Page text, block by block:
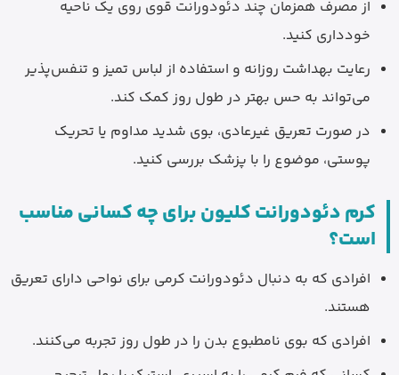
از مصرف همزمان چند دئودورانت قوی روی یک ناحیه
خودداری کنید.
رعایت بهداشت روزانه و استفاده از لباس تمیز و تنفس‌پذیر
می‌تواند به حس بهتر در طول روز کمک کند.
در صورت تعریق غیرعادی، بوی شدید مداوم یا تحریک
پوستی، موضوع را با پزشک بررسی کنید.
کرم دئودورانت کلیون برای چه کسانی مناسب
است؟
افرادی که به دنبال دئودورانت کرمی برای نواحی دارای تعریق
هستند.
افرادی که بوی نامطبوع بدن را در طول روز تجربه می‌کنند.